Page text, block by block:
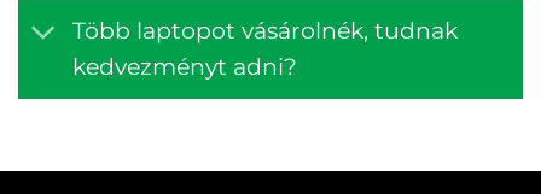
Több laptopot vásárolnék, tudnak
kedvezményt adni?